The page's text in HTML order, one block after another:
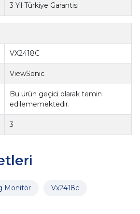
3 Yıl Türkiye Garantisi
VX2418C
ViewSonic
Bu ürün geçici olarak temin
edilememektedir.
3
Monitör Vx2418c